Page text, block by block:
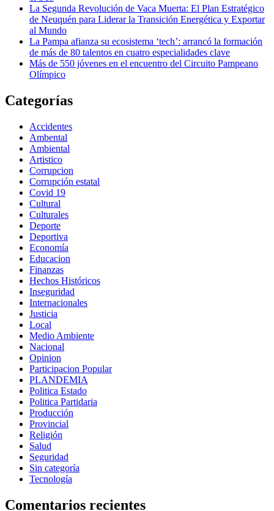
La Segunda Revolución de Vaca Muerta: El Plan Estratégico
de Neuquén para Liderar la Transición Energética y Exportar
al Mundo
La Pampa afianza su ecosistema ‘tech’: arrancó la formación
de más de 80 talentos en cuatro especialidades clave
Más de 550 jóvenes en el encuentro del Circuito Pampeano
Olímpico
Categorías
Accidentes
Ambental
Ambiental
Artistico
Corrupcion
Corrupción estatal
Covid 19
Cultural
Culturales
Deporte
Deportiva
Economía
Educacion
Finanzas
Hechos Históricos
Inseguridad
Internacionales
Justicia
Local
Medio Ambiente
Nacional
Opinion
Participacion Popular
PLANDEMIA
Politica Estado
Politica Partidaria
Producción
Provincial
Religión
Salud
Seguridad
Sin categoría
Tecnología
Comentarios recientes